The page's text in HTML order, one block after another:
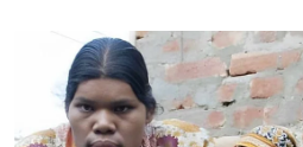
"Semua barang kes
mendapat perintah
Timbalan Pendakwa